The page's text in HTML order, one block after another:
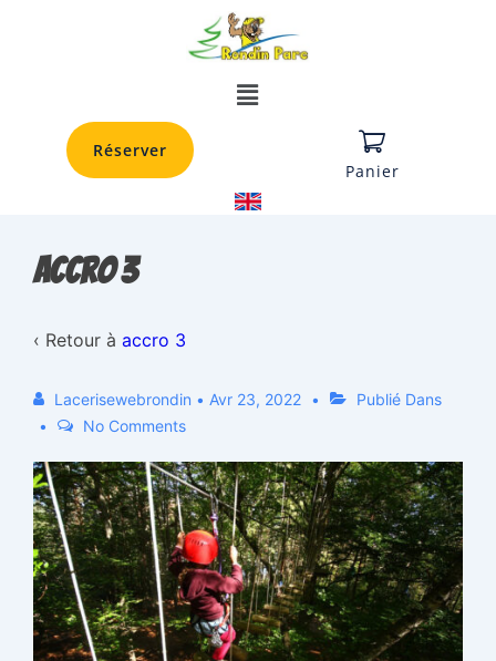
Réserver
Panier
accro 3
‹ Retour à accro 3
Lacerisewebrondin • Avr 23, 2022
Publié Dans
No Comments